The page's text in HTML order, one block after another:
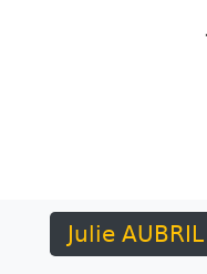
Julie AUBRIL